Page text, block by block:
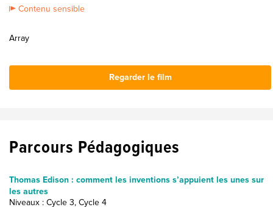
Contenu sensible
Array
Regarder le film
Parcours Pédagogiques
Thomas Edison : comment les inventions s’appuient les unes sur
les autres
Niveaux : Cycle 3, Cycle 4